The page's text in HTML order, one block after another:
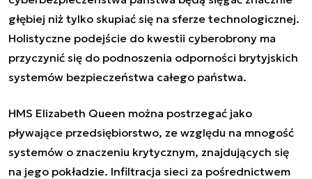
głębiej niż tylko skupiać się na sferze technologicznej.
Holistyczne podejście do kwestii cyberobrony ma
przyczynić się do podnoszenia odporności brytyjskich
systemów bezpieczeństwa całego państwa.
HMS Elizabeth Queen można postrzegać jako
pływające przedsiębiorstwo, ze względu na mnogość
systemów o znaczeniu krytycznym, znajdujących się
na jego pokładzie. Infiltracja sieci za pośrednictwem